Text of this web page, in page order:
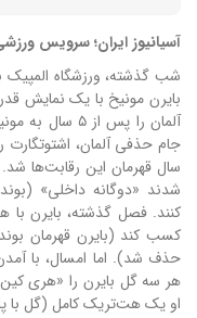
آسیانیوز ایران؛ سرویس
شب گذشته، ورزشگاه المپیک
بایرن مونیخ با یک نمایش
آلمان را پس از ۵ سال به مونیخ بازگرداند.
سال قهرمان این رقابت‌ها
شدند «دوگانه داخلی»
کنند.فصل گذشته، بایرن با
کسب کند (بایرن قهرمان
حذف شد). اما امسال، با
هر سه گل بایرن را «هری
او یک هت‌تریک کامل (گل با